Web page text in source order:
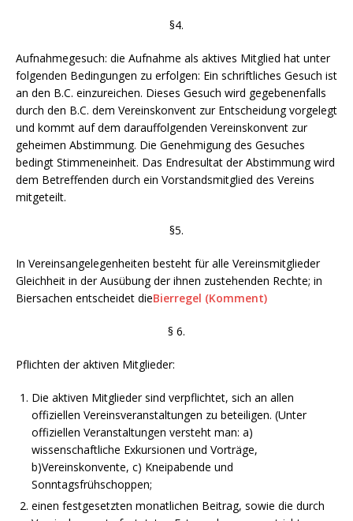
§4.
Aufnahmegesuch: die Aufnahme als aktives Mitglied hat unter
folgenden Bedingungen zu erfolgen: Ein schriftliches Gesuch ist
an den B.C. einzureichen. Dieses Gesuch wird gegebenenfalls
durch den B.C. dem Vereinskonvent zur Entscheidung vorgelegt
und kommt auf dem darauffolgenden Vereinskonvent zur
geheimen Abstimmung. Die Genehmigung des Gesuches
bedingt Stimmeneinheit. Das Endresultat der Abstimmung wird
dem Betreffenden durch ein Vorstandsmitglied des Vereins
mitgeteilt.
§5.
In Vereinsangelegenheiten besteht für alle Vereinsmitglieder
Gleichheit in der Ausübung der ihnen zustehenden Rechte; in
Biersachen entscheidet dieBierregel (Komment)
§ 6.
Pflichten der aktiven Mitglieder:
Die aktiven Mitglieder sind verpflichtet, sich an allen
offiziellen Vereinsveranstaltungen zu beteiligen. (Unter
offiziellen Veranstaltungen versteht man: a)
wissenschaftliche Exkursionen und Vorträge,
b)Vereinskonvente, c) Kneipabende und
Sonntagsfrühschoppen;
einen festgesetzten monatlichen Beitrag, sowie die durch